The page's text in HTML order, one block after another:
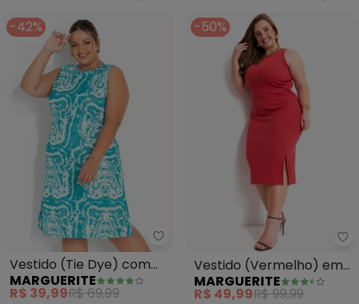
-42%
Marguerite - Vestido (Tie Dye)
Vestido (Tie Dye) com
Fendas Laterais Plus Size
MARGUERITE
R$ 39,99R$ 69,99
-50%
Vestido (Vermelho) em
Canelado
MARGUERITE
R$ 49,99R$ 99,99